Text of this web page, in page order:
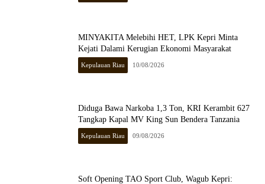
MINYAKITA Melebihi HET, LPK Kepri Minta
Kejati Dalami Kerugian Ekonomi Masyarakat
Kepulauan Riau 10/08/2026
Diduga Bawa Narkoba 1,3 Ton, KRI Kerambit 627
Tangkap Kapal MV King Sun Bendera Tanzania
Kepulauan Riau 09/08/2026
Soft Opening TAO Sport Club, Wagub Kepri: